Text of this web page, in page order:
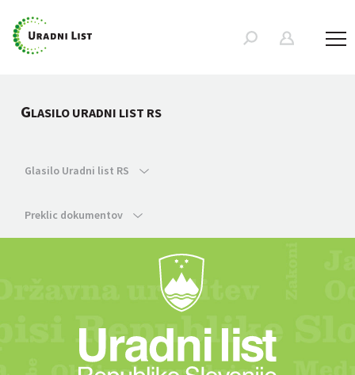
GLASILO URADNI LIST RS
Glasilo Uradni list RS
Preklic dokumentov